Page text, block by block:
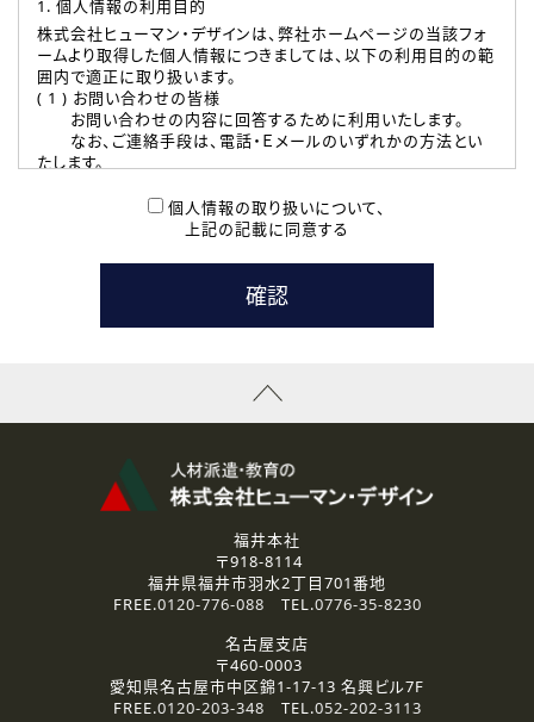
1. 個人情報の利用目的
株式会社ヒューマン・デザインは、弊社ホームページの当該フォ
ームより取得した個人情報につきましては、以下の利用目的の範
囲内で適正に取り扱います。
( 1 ) お問い合わせの皆様
お問い合わせの内容に回答するために利用いたします。
なお、ご連絡手段は、電話・Ｅメールのいずれかの方法とい
たします。
本登録に関するご連絡および本登録時の参考情報として利
たします。
( 3 ) スタッフ派遣を検討されている企業の皆様
お問い合わせの内容に回答するために利用いたします。
なお、ご連絡手段は、電話・Ｅメールのいずれかの方法とい
資料送付、受講相談に関するご連絡のために利用いたしま
その他、お問い合わせの内容に回答するために利用いたし
なお、ご連絡手段は、電話・Ｅメールのいずれかの方法とい
2.個人情報の第三者提供
ご提供いただいた個人情報は、法令等の規定に従う場合を除き、
3.個人情報の取り扱いの委託
弊社の定める個人情報保護の評価基準を満たした委託先に、個
人情報を委託する場合があります。
個人情報の取り扱いについて、
上記の記載に同意する
福井本社
〒918-8114
福井県福井市羽水2丁目701番地
FREE.0120-776-088 TEL.0776-35-8230
名古屋支店
〒460-0003
愛知県名古屋市中区錦1-17-13 名興ビル7F
FREE.0120-203-348 TEL.052-202-3113